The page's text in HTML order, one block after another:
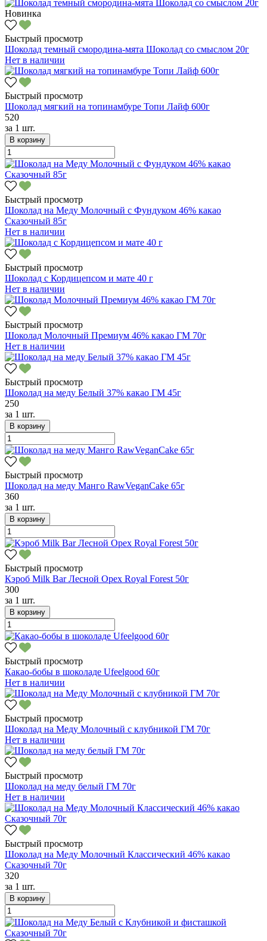
Новинка
Быстрый просмотр
Шоколад темный смородина-мята Шоколад со смыслом 20г
Нет в наличии
Быстрый просмотр
Шоколад мягкий на топинамбуре Топи Лайф 600г
520
за 1 шт.
В корзину
Быстрый просмотр
Шоколад на Меду Молочный с Фундуком 46% какао
Сказочный 85г
Нет в наличии
Быстрый просмотр
Шоколад с Кордицепсом и мате 40 г
Нет в наличии
Быстрый просмотр
Шоколад Молочный Премиум 46% какао ГМ 70г
Нет в наличии
Быстрый просмотр
Шоколад на меду Белый 37% какао ГМ 45г
250
за 1 шт.
В корзину
Быстрый просмотр
Шоколад на меду Манго RawVeganCake 65г
360
за 1 шт.
В корзину
Быстрый просмотр
Кэроб Milk Bar Лесной Орех Royal Forest 50г
300
за 1 шт.
В корзину
Быстрый просмотр
Какао-бобы в шоколаде Ufeelgood 60г
Нет в наличии
Быстрый просмотр
Шоколад на Меду Молочный с клубникой ГМ 70г
Нет в наличии
Быстрый просмотр
Шоколад на меду белый ГМ 70г
Нет в наличии
Быстрый просмотр
Шоколад на Меду Молочный Классический 46% какао
Сказочный 70г
320
за 1 шт.
В корзину